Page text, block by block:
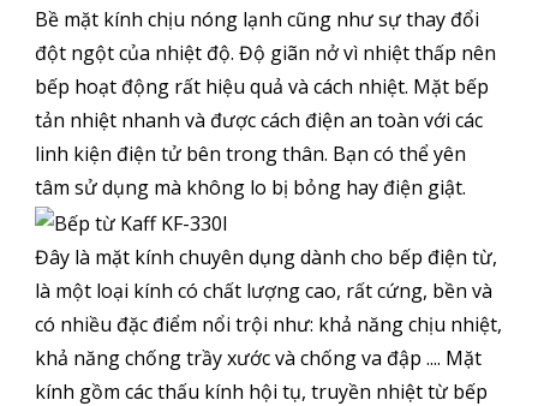
Bề mặt kính chịu nóng lạnh cũng như sự thay đổi
đột ngột của nhiệt độ. Độ giãn nở vì nhiệt thấp nên
bếp hoạt động rất hiệu quả và cách nhiệt. Mặt bếp
tản nhiệt nhanh và được cách điện an toàn với các
linh kiện điện tử bên trong thân. Bạn có thể yên
tâm sử dụng mà không lo bị bỏng hay điện giật.
Đây là mặt kính chuyên dụng dành cho bếp điện từ,
là một loại kính có chất lượng cao, rất cứng, bền và
có nhiều đặc điểm nổi trội như: khả năng chịu nhiệt,
khả năng chống trầy xước và chống va đập .... Mặt
kính gồm các thấu kính hội tụ, truyền nhiệt từ bếp